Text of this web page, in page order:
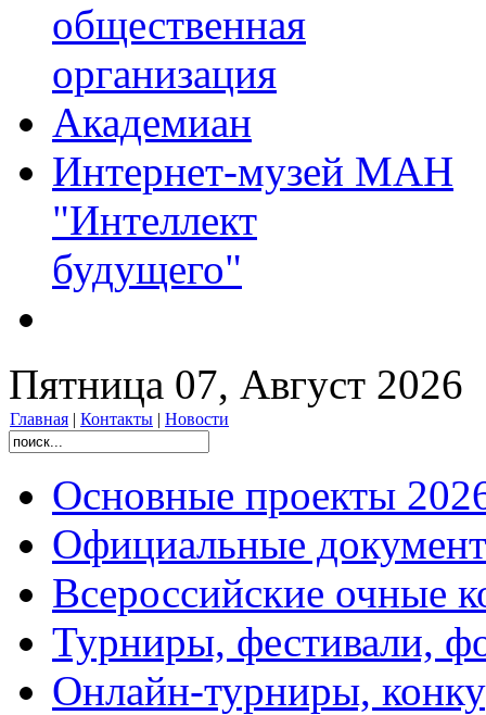
общественная
организация
Академиан
Интернет-музей МАН
"Интеллект
будущего"
Пятница 07, Август 2026
Главная | Контакты | Новости
Основные проекты
Официальные
Всероссийские очные
Турниры, фестивали,
Онлайн-турниры,